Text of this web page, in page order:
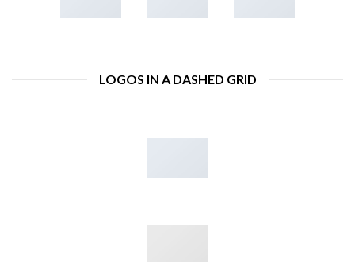
LOGOS IN A DASHED GRID